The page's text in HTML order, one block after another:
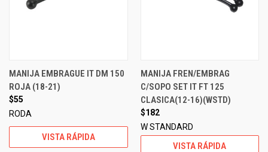
MANIJA EMBRAGUE IT DM 150
ROJA (18-21)
$55
RODA
VISTA RÁPIDA
MANIJA FREN/EMBRAG
C/SOPO SET IT FT 125
CLASICA(12-16)(WSTD)
$182
W STANDARD
VISTA RÁPIDA